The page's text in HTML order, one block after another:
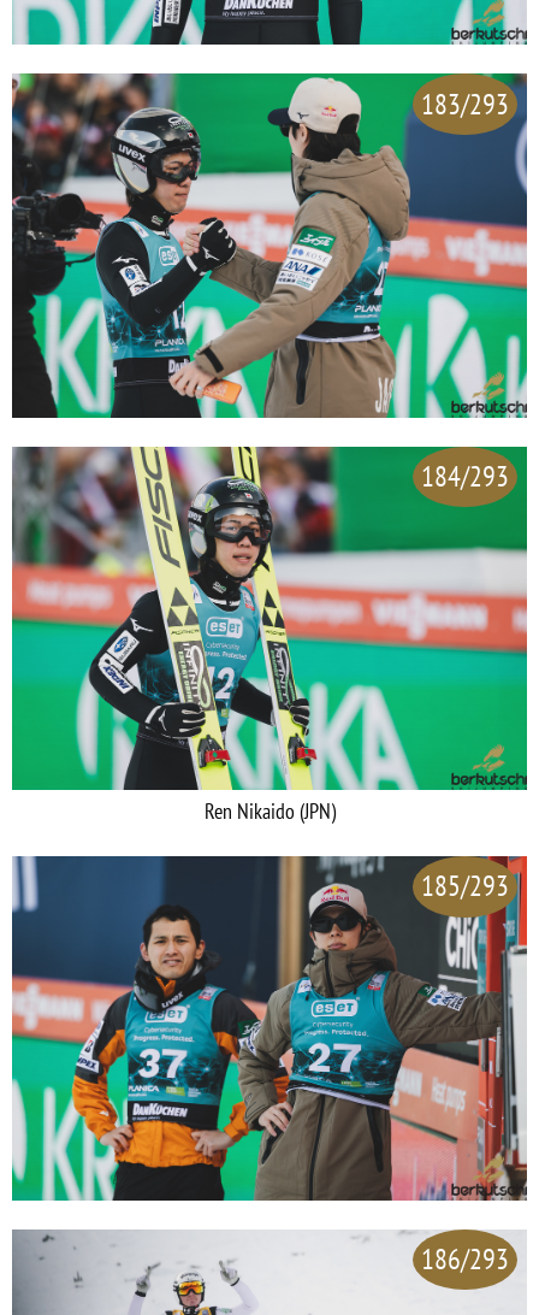
183/293
184/293
Ren Nikaido (JPN)
185/293
186/293